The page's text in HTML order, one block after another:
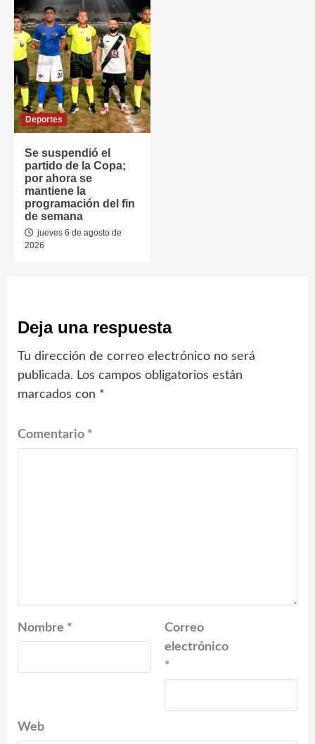
Deportes
Se suspendió el
partido de la Copa;
por ahora se
mantiene la
programación del fin
de semana
jueves 6 de agosto de
2026
Deja una respuesta
Tu dirección de correo electrónico no será
publicada. Los campos obligatorios están
marcados con *
Comentario *
Nombre *
Correo
electrónico
*
Web